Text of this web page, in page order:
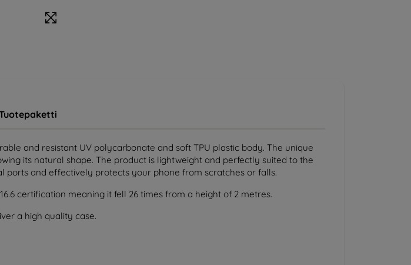
and resistant UV polycarbonate and soft TPU plastic body. The unique
its natural shape. The product is lightweight and perfectly suited to the
ports and effectively protects your phone from scratches or falls.
certification meaning it fell 26 times from a height of 2 metres.
a high quality case.